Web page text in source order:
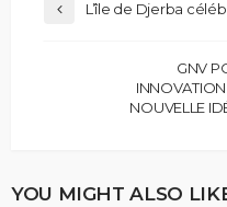
L’île de Djerba
GNV
NOUVELLE
YOU MIGHT ALSO